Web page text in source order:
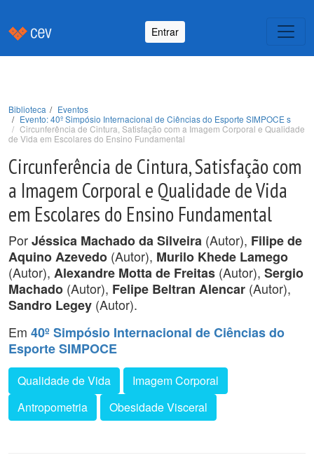
Entrar
Biblioteca
Eventos
Evento: 40º Simpósio Internacional de Ciências do Esporte SIMPOCE s
Circunferência de Cintura, Satisfação com a Imagem Corporal e Qualidade
de Vida em Escolares do Ensino Fundamental
Circunferência de Cintura, Satisfação com
a Imagem Corporal e Qualidade de Vida
em Escolares do Ensino Fundamental
PorJéssica Machado da Silveira (Autor), Filipe de
Aquino Azevedo (Autor), Murilo Khede Lamego
(Autor), Alexandre Motta de Freitas (Autor), Sergio
Machado (Autor), Felipe Beltran Alencar (Autor),
Sandro Legey (Autor).
Em 40º Simpósio Internacional de Ciências do
Esporte SIMPOCE
Qualidade de Vida
Imagem Corporal
Antropometria
Obesidade Visceral